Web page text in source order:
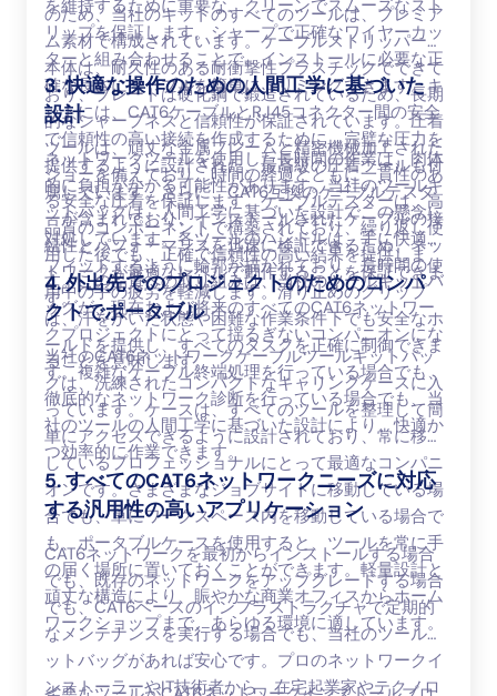
を維持するために重要な、クリーンでスムーズなスト
リップを保証します。シャープで正確なワイヤーカッ
ターと組み合わせることで、インストールに必要な正
確な長さにケーブルを簡単にトリミングできます。キ
ットには、CAT6ケーブルとRJ45コネクター間の安全
で信頼性の高い接続を作成するために、完璧な圧力を
提供するように設計された、最高級の圧着ツールも付
属しています。さらに、CAT6互換のケーブルテスタ
ーが含まれており、インストールされたケーブルの接
続性とパフォーマンスを迅速に検証できるため、ネッ
トワークが最適なレベルで動作することを保証できま
す。
のため、当社のキットのすべてのツールは、プレミア
ム素材で構成されています。ケーブルストリッパーの
本体は、耐久性のある耐衝撃性プラスチックでできて
おり、ブレードは硬化鋼で鍛造されているため、長期
的なシャープネスと信頼性が保証されています。圧着
ツールは、頑丈な金属フレームと精密機械加工された
ジョーを備えており、時間の経過とともに一貫性のあ
る安全な圧着を保証します。ケーブルテスターは、高
品質のコンポーネントで構築されており、繰り返し使
用した後でも、正確で信頼性の高い結果を提供しま
す。この品質への取り組みは、当社のツールキットバ
ッグが、現在および将来のすべてのCAT6ネットワー
クプロジェクトにとって揺るぎないコンパニオンにな
ることを意味します。
3. 快適な操作のための人間工学に基づいた
設計
ネットワークツールを使用した長時間の作業は、肉体
的に負担がかかる可能性があります。当社のツールキ
ットバッグは、人間工学に基づいた設計でこの懸念に
対処しています。各ツールのハンドルは、手に快適に
フィットするように輪郭が描かれており、長時間の使
用中の手の疲労を軽減します。滑り止めのグリップ
は、汗をかいた状態や困難な作業条件下でも安全なホ
ールドを提供し、すべてのタスクを正確に制御できま
す。複雑なケーブル終端処理を行っている場合でも、
徹底的なネットワーク診断を行っている場合でも、当
社のツールの人間工学に基づいた設計により、快適か
つ効率的に作業できます。
4. 外出先でのプロジェクトのためのコンパ
クトでポータブル
当社のCAT6ネットワークケーブルツールキットバッ
グは、洗練されたコンパクトなキャリングケースに入
っています。ケースは、すべてのツールを整理して簡
単にアクセスできるように設計されており、常に移動
しているプロフェッショナルにとって最適なコンパニ
オンです。さまざまなジョブサイトに移動している場
合でも、単にワークスペース内を移動している場合で
も、ポータブルケースを使用すると、ツールを常に手
の届く場所に置いておくことができます。軽量設計と
頑丈な構造により、賑やかな商業オフィスからホーム
ワークショップまで、あらゆる環境に適しています。
5. すべてのCAT6ネットワークニーズに対応
する汎用性の高いアプリケーション
CAT6ネットワークを最初からインストールする場合
でも、既存のネットワークをアップグレードする場合
でも、CAT6ベースのインフラストラクチャで定期的
なメンテナンスを実行する場合でも、当社のツールキ
ットバッグがあれば安心です。プロのネットワークイ
ンストーラーやIT技術者から、在宅起業家やテクノロ